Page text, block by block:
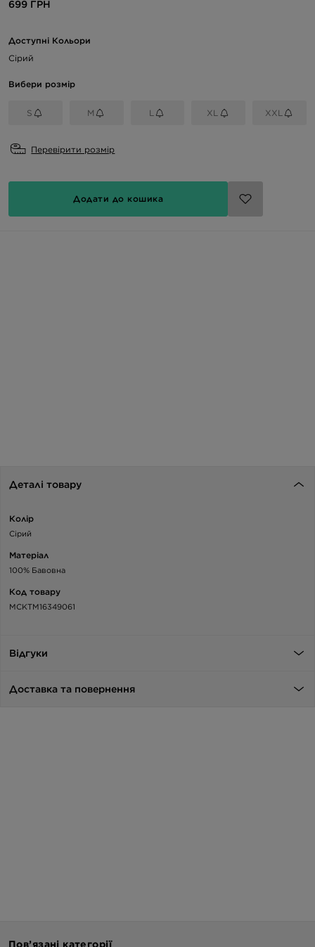
699 ГРН
Доступні Кольори
Сірий
Вибери розмір
S M L XL XXL
Перевірити розмір
Додати до кошика
Деталі товару
Колір
Сірий
Матеріал
100% Бавовна
Код товару
MCKTM16349061
Відгуки
Доставка та повернення
Пов’язані категорії